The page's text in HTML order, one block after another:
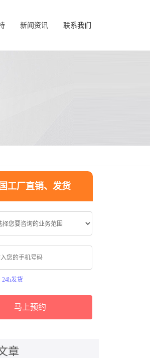
新闻资讯 联系我们
工厂直销、发货
24h发货
马上预约
章